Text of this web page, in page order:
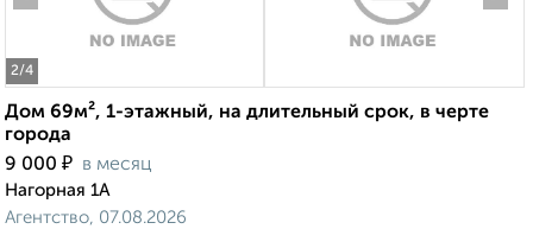
2/4
Дом 69м², 1-этажный, на длительный срок, в черте
города
9 000 ₽ в месяц
Нагорная 1А
Агентство, 07.08.2026